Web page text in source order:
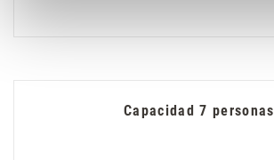
Capacidad 7 personas